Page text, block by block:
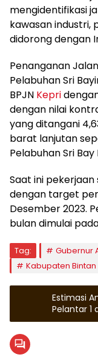
mengidentifikasi
kawasan industri,
didorong dengan
Penanganan
Pelabuhan Sri
BPJN Kepri
dengan nilai
yang ditangani
barat lanjutan
Pelabuhan Sri
Saat ini pekerjaan
dengan target
Desember 2023.
bulan dimulai
Tag: Gubernur
Kabupaten Bintan
Estimasi
Pelantar 1